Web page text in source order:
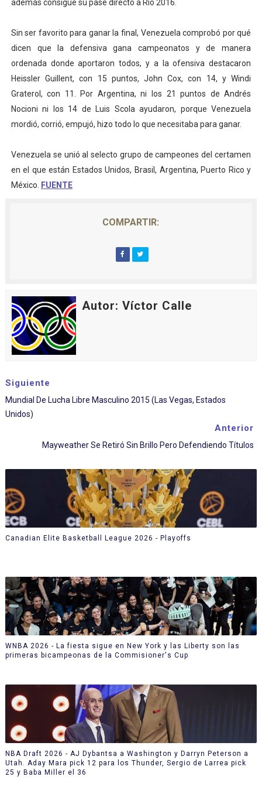
Mundial de piragüismo slalom 2026 (Oklahoma City,
Tour de Francia masculino 2026 - Tadej Pogacar
Mundial de Fórmula 1 2026 - Lando Norris consigue
Campeonato de Europa de high diving 2026 (París,
además consigue su pase directo a Río 2016.
Sin ser favorito para ganar la final, Venezuela comprobó por qué
dicen que la defensiva gana campeonatos y de manera
ordenada donde aportaron todos, y a la ofensiva destacaron
Heissler Guillent, con 15 puntos, John Cox, con 14, y Windi
Graterol, con 11. Por Argentina, ni los 21 puntos de Andrés
Nocioni ni los 14 de Luis Scola ayudaron, porque Venezuela
mordió, corrió, empujó, hizo todo lo que necesitaba para ganar.
Venezuela se unió al selecto grupo de campeones del certamen
en el que están Estados Unidos, Brasil, Argentina, Puerto Rico y
México.
FUENTE
COMPARTIR:
Autor: Víctor Calle
Siguiente
Mundial De Lucha Libre Masculino 2015 (Las Vegas, Estados
Unidos)
Anterior
Mayweather Se Retiró Sin Brillo Pero Defendiendo Títulos
Canadian Elite Basketball League 2026 - Playoffs
WNBA 2026 - La fiesta sigue en New York y las Liberty son las
primeras bicampeonas de la Commisioner's Cup
NBA Draft 2026 - AJ Dybantsa a Washington y Darryn Peterson a
Utah. Aday Mara pick 12 para los Thunder, Sergio de Larrea pick
25 y Baba Miller el 36